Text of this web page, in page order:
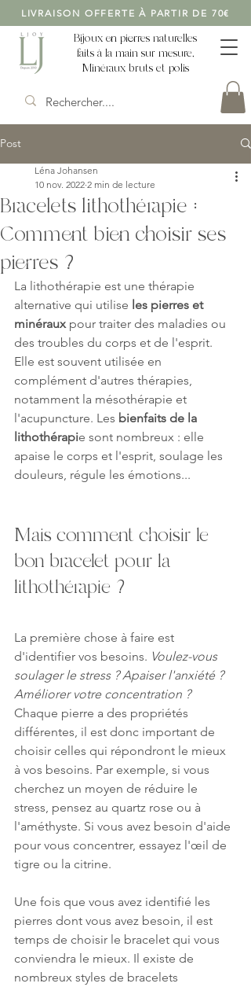
LIVRAISON OFFERTE À PARTIR DE 70€
Bijoux en pierres naturelles
faits à la main sur mesure,
Minéraux bruts et polis
Post
Bracelets lithothérapie :
Comment bien choisir ses
pierres ?
Léna Johansen
10 nov. 2022 2 min de lecture
La lithothérapie est une thérapie
alternative qui utilise les pierres et
minéraux pour traiter des maladies ou
des troubles du corps et de l'esprit.
Elle est souvent utilisée en
complément d'autres thérapies,
notamment la mésothérapie et
l'acupuncture. Les bienfaits de la
lithothérapie sont nombreux : elle
apaise le corps et l'esprit, soulage les
douleurs, régule les émotions...
Mais comment choisir le
bon bracelet pour la
lithothérapie ?
La première chose à faire est
d'identifier vos besoins. Voulez-vous
soulager le stress ? Apaiser l'anxiété ?
Améliorer votre concentration ?
Chaque pierre a des propriétés
différentes, il est donc important de
choisir celles qui répondront le mieux
à vos besoins. Par exemple, si vous
cherchez un moyen de réduire le
stress, pensez au quartz rose ou à
l'améthyste. Si vous avez besoin d'aide
pour vous concentrer, essayez l'œil de
tigre ou la citrine.
Une fois que vous avez identifié les
pierres dont vous avez besoin, il est
temps de choisir le bracelet qui vous
conviendra le mieux. Il existe de
nombreux styles de bracelets